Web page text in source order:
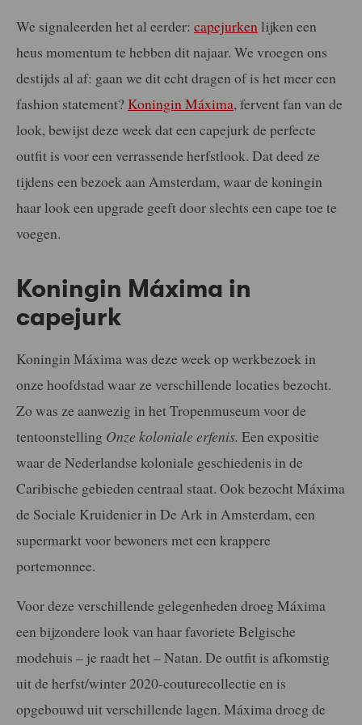
We signaleerden het al eerder: capejurken lijken een
heus momentum te hebben dit najaar. We vroegen ons
destijds al af: gaan we dit echt dragen of is het meer een
fashion statement? Koningin Máxima, fervent fan van de
look, bewijst deze week dat een capejurk de perfecte
outfit is voor een verrassende herfstlook. Dat deed ze
tijdens een bezoek aan Amsterdam, waar de koningin
haar look een upgrade geeft door slechts een cape toe te
voegen.
Koningin Máxima in
capejurk
Koningin Máxima was deze week op werkbezoek in
onze hoofdstad waar ze verschillende locaties bezocht.
Zo was ze aanwezig in het Tropenmuseum voor de
tentoonstelling Onze koloniale erfenis. Een expositie
waar de Nederlandse koloniale geschiedenis in de
Caribische gebieden centraal staat. Ook bezocht Máxima
de Sociale Kruidenier in De Ark in Amsterdam, een
supermarkt voor bewoners met een krappere
portemonnee.
Voor deze verschillende gelegenheden droeg Máxima
een bijzondere look van haar favoriete Belgische
modehuis – je raadt het – Natan. De outfit is afkomstig
uit de herfst/winter 2020-couturecollectie en is
opgebouwd uit verschillende lagen. Máxima droeg de